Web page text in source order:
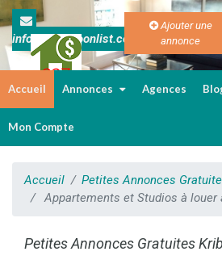
info@cameroonlist.com
Ajouter une
annonce
Accueil Annonces Agences
Mon Compte
Accueil
Petites Annonces
Appartements et Studios à louer
Petites Annonces Gratuites